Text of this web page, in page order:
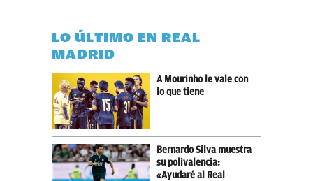
LO ÚLTIMO EN REAL
MADRID
A Mourinho le vale con
lo que tiene
Bernardo Silva muestra
su polivalencia:
«Ayudaré al Real